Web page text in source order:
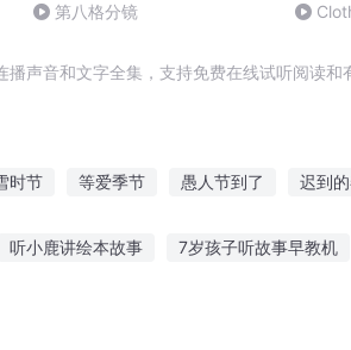
第八格分镜
声音和文字全集，支持免费在线试听阅读和
时节 等爱季节 愚人节到了 迟到
听小鹿讲绘本故事 7岁孩子听故事早教机